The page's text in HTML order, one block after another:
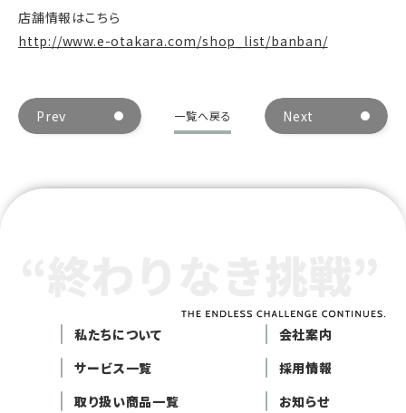
店舗情報はこちら
http://www.e-otakara.com/shop_list/banban/
Prev 一覧へ戻る Next
私たちについて
サービス一覧
取り扱い商品一覧
会社案内
採用情報
お知らせ